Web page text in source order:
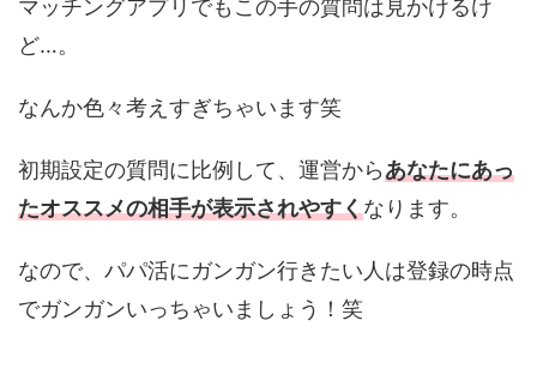
マッチングアプリでもこの手の質問は見かけるけ
ど…。
なんか色々考えすぎちゃいます笑
初期設定の質問に比例して、運営からあなたにあっ
たオススメの相手が表示されやすくなります。
なので、パパ活にガンガン行きたい人は登録の時点
でガンガンいっちゃいましょう！笑